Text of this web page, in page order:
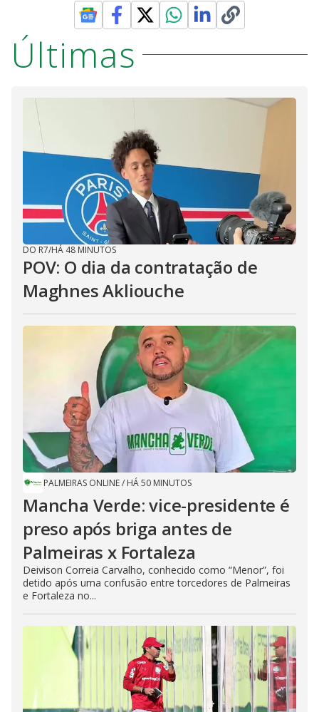
Últimas
DO R7/HÁ 48 MINUTOS
POV: O dia da contratação de
Maghnes Akliouche
PALMEIRAS ONLINE/ HÁ 50 MINUTOS
Mancha Verde: vice-presidente é
preso após briga antes de
Palmeiras x Fortaleza
Deivison Correia Carvalho, conhecido como “Menor”, foi
detido após uma confusão entre torcedores de Palmeiras
e Fortaleza no...